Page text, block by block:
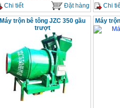
Chi tiết
Đặt hàng
Chi
Máy trộn bê tông JZC 350 gầu
trượt
Máy